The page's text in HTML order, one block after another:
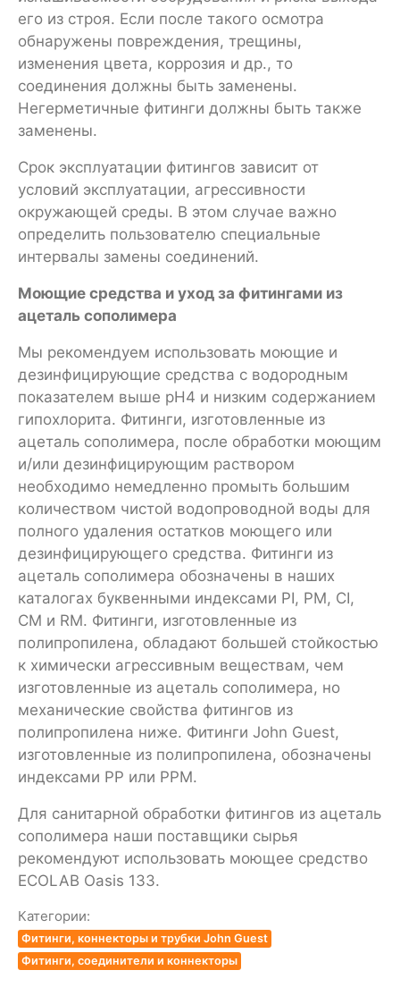
его из строя. Если после такого осмотра
обнаружены повреждения, трещины,
изменения цвета, коррозия и др., то
соединения должны быть заменены.
Негерметичные фитинги должны быть также
заменены.
Срок эксплуатации фитингов зависит от
условий эксплуатации, агрессивности
окружающей среды. В этом случае важно
определить пользователю специальные
интервалы замены соединений.
Моющие средства и уход за фитингами из
ацеталь сополимера
Мы рекомендуем использовать моющие и
дезинфицирующие средства с водородным
показателем выше pH4 и низким содержанием
гипохлорита. Фитинги, изготовленные из
ацеталь сополимера, после обработки моющим
и/или дезинфицирующим раствором
необходимо немедленно промыть большим
количеством чистой водопроводной воды для
полного удаления остатков моющего или
дезинфицирующего средства. Фитинги из
ацеталь сополимера обозначены в наших
каталогах буквенными индексами PI, PM, CI,
CM и RM. Фитинги, изготовленные из
полипропилена, обладают большей стойкостью
к химически агрессивным веществам, чем
изготовленные из ацеталь сополимера, но
механические свойства фитингов из
полипропилена ниже. Фитинги John Guest,
изготовленные из полипропилена, обозначены
индексами PP или РРМ.
Для санитарной обработки фитингов из ацеталь
сополимера наши поставщики сырья
рекомендуют использовать моющее средство
ECOLAB Oasis 133.
Категории:
Фитинги, коннекторы и трубки John Guest
Фитинги, соединители и коннекторы